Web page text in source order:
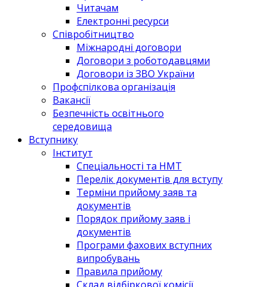
Читачам
Електронні ресурси
Співробітництво
Міжнародні договори
Договори з роботодавцями
Договори із ЗВО України
Профспілкова організація
Вакансії
Безпечність освітнього
середовища
Вступнику
Інститут
Спеціальності та НМТ
Перелік документів для вступу
Терміни прийому заяв та
документів
Порядок прийому заяв і
документів
Програми фахових вступних
випробувань
Правила прийому